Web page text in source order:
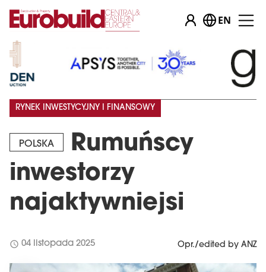
EN
POLSKA
Rumuńscy
inwestorzy
najaktywniejsi
RYNEK INWESTYCYJNY I FINANSOWY
schedule 04 listopada 2025 Opr./edited by ANZ